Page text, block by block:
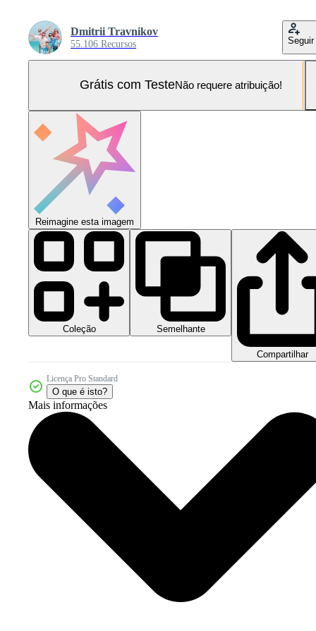
Dmitrii Travnikov
55.106 Recursos Seguir
Grátis com TesteNão requere atribuição!
Reimagine esta imagem
Coleção Semelhante
Compartilhar
Licença Pro Standard
O que é isto?
Mais informações